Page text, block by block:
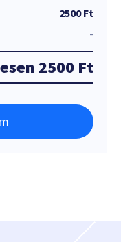
2500 Ft
-
2500 Ft